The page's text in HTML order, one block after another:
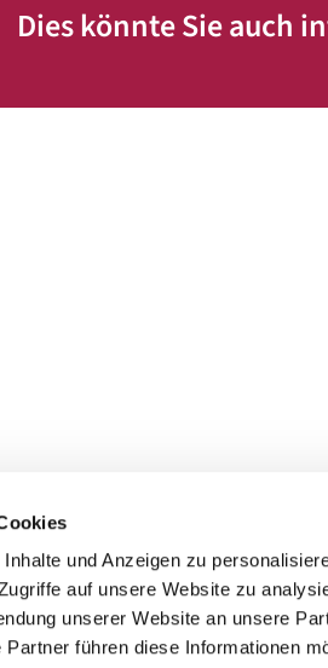
und Anzeigen zu
auf unsere Website zu
unserer Website an unsere
Partner führen diese Informationen
Dies könnte Sie auch
Kontaktinformationen Impressum